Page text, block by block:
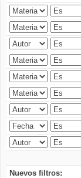
Nuevos filtros: